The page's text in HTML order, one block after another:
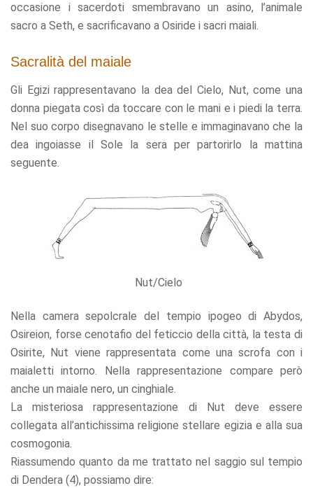
occasione i sacerdoti smembravano un asino, l’animale
sacro a Seth, e sacrificavano a Osiride i sacri maiali.
Sacralità del maiale
Gli Egizi rappresentavano la dea del Cielo, Nut, come una
donna piegata così da toccare con le mani e i piedi la terra.
Nel suo corpo disegnavano le stelle e immaginavano che la
dea ingoiasse il Sole la sera per partorirlo la mattina
seguente.
Nut/Cielo
Nella camera sepolcrale del tempio ipogeo di Abydos,
Osireion, forse cenotafio del feticcio della città, la testa di
Osirite, Nut viene rappresentata come una scrofa con i
maialetti intorno. Nella rappresentazione compare però
anche un maiale nero, un cinghiale.
La misteriosa rappresentazione di Nut deve essere
collegata all’antichissima religione stellare egizia e alla sua
cosmogonia.
Riassumendo quanto da me trattato nel saggio sul tempio
di Dendera (4), possiamo dire: